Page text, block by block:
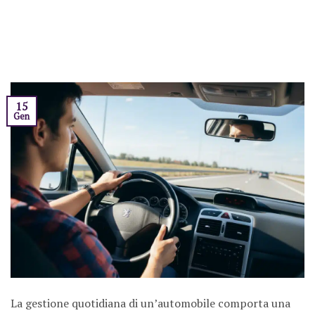
15
Gen
La gestione quotidiana di un’automobile comporta una